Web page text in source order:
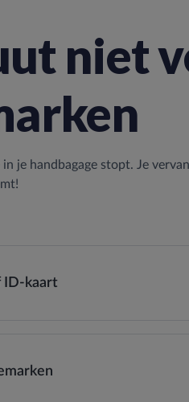
niet
je handbagage stopt. Je
ID-kaart